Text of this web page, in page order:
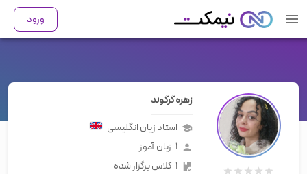
ورود
زهره گرگوند
استاد زبانانگلیسی
۱ زبان آموز
۱ کلاس برگزار شده